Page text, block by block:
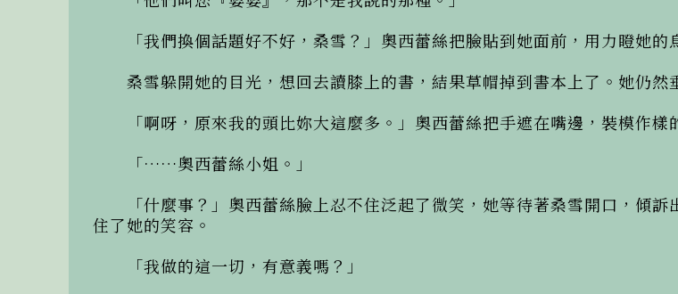
「我們換個話題好不好，桑雪？」奧西蕾絲把臉貼到她面前，用力瞪她的
桑雪躲開她的目光，想回去讀膝上的書，結果草帽掉到書本上了。她仍然
「啊呀，原來我的頭比妳大這麼多。」奧西蕾絲把手遮在嘴邊，裝模作樣
「……奧西蕾絲小姐。」
「什麼事？」奧西蕾絲臉上忍不住泛起了微笑，她等待著桑雪開口，傾訴
住了她的笑容。
「我做的這一切，有意義嗎？」